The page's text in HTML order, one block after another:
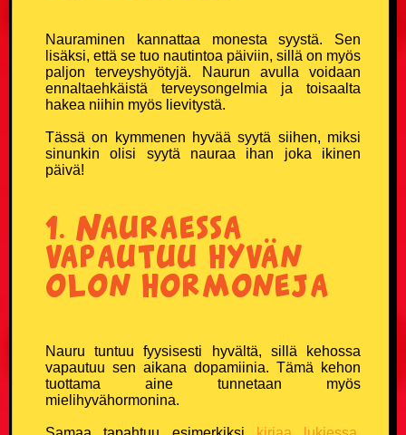
Jouluvitsit
Kasinovitsit
Kouluvitsit
Ladavitsit
Laihialaisvitsit
Lääkärivitsit
Mies vs Nainen -vitsit
Miesvitsit
Nauraminen kannattaa monesta syystä. Sen
lisäksi, että se tuo nautintoa päiviin, sillä on myös
paljon terveyshyötyjä. Naurun avulla voidaan
ennaltaehkäistä terveysongelmia ja toisaalta
hakea niihin myös lievitystä.
Tässä on kymmenen hyvää syytä siihen, miksi
sinunkin olisi syytä nauraa ihan joka ikinen
päivä!
1. Nauraessa
vapautuu hyvän
olon hormoneja
Nauru tuntuu fyysisesti hyvältä, sillä kehossa
vapautuu sen aikana dopamiinia. Tämä kehon
tuottama aine tunnetaan myös
mielihyvähormonina.